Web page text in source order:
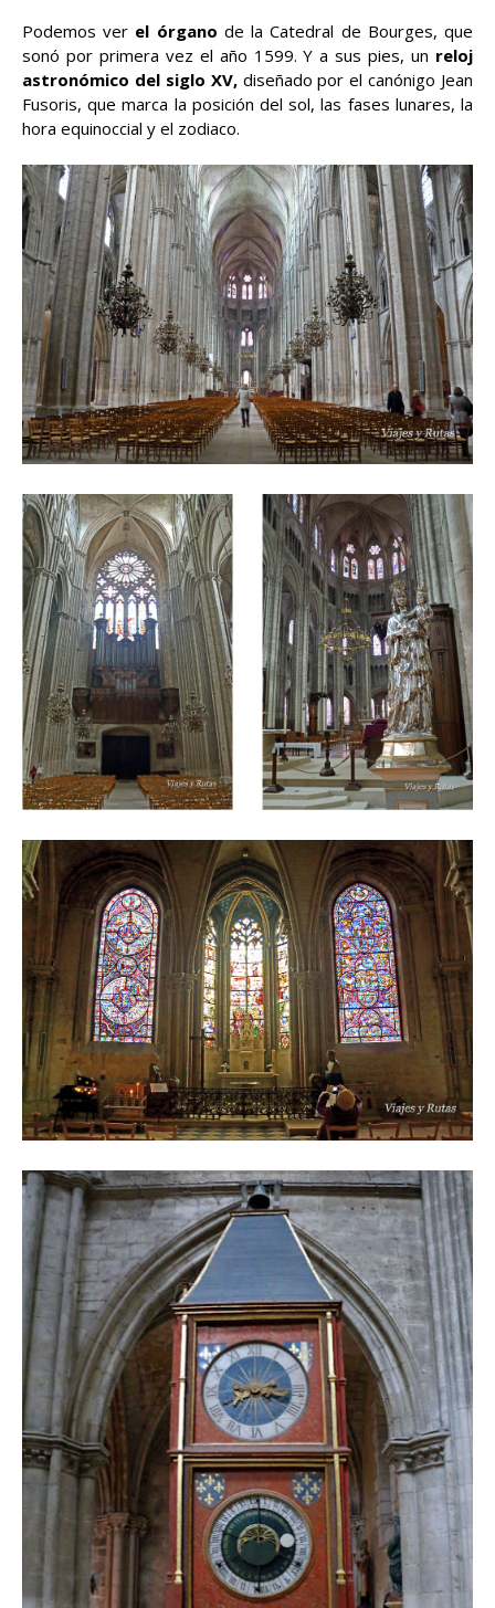
Podemos ver el órgano de la Catedral de Bourges, que
sonó por primera vez el año 1599. Y a sus pies, un reloj
astronómico del siglo XV,diseñado por el canónigo Jean
Fusoris, que marca la posición del sol, las fases lunares, la
hora equinoccial y el zodiaco.